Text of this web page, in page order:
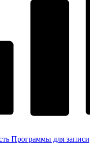
Программы для